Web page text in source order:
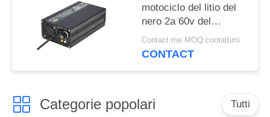
motociclo del litio del
nero 2a 60v del
caricatore della batteria
al litio di 2.5A 67.2V
Contact me MOQ:contattimi
CONTACT
Categorie popolari Tutti